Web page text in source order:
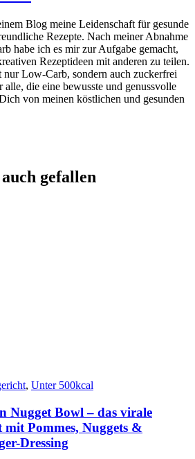
Blog meine Leidenschaft für gesunde
Rezepte. Nach meiner Abnahme
habe ich es mir zur Aufgabe gemacht,
Rezeptideen mit anderen zu teilen.
nur Low-Carb, sondern auch zuckerfrei
die eine bewusste und genussvolle
von meinen köstlichen und gesunden
gefallen
, Unter 500kcal
Nugget Bowl – das virale
mit Pommes, Nuggets &
Dressing